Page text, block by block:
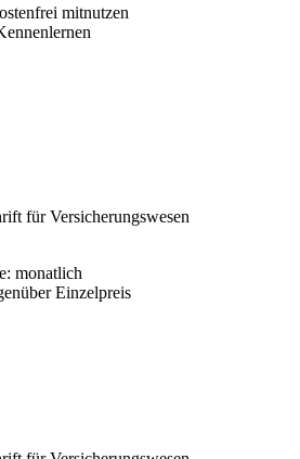
mitnutzen
monatlich
Einzelpreis